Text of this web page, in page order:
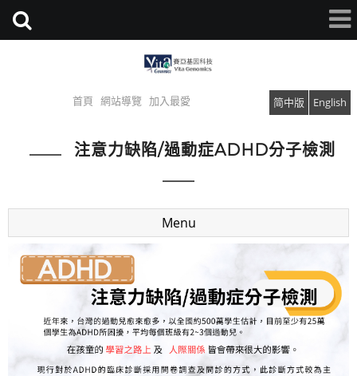
首頁 網站導覽 加入最愛 简中版 English
注意力缺陷/過動症ADHD分子檢測
Menu